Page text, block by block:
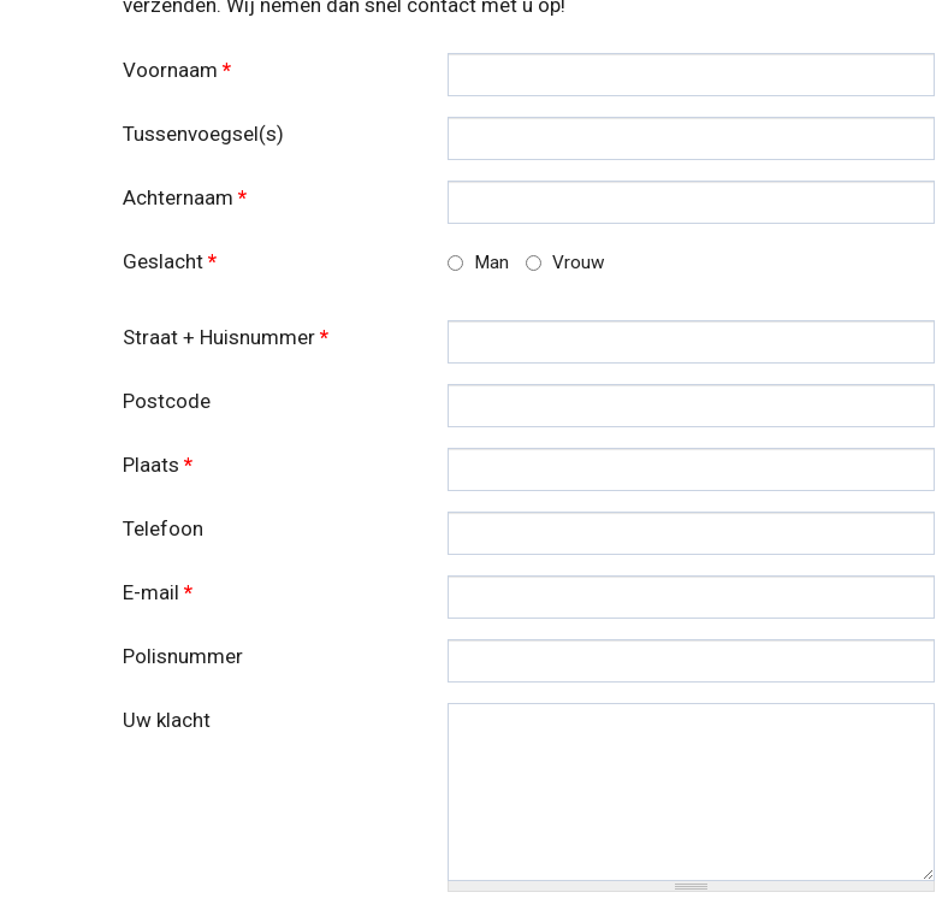
verzenden. Wij nemen dan snel contact met u op!
Voornaam *
Tussenvoegsel(s)
Achternaam *
Geslacht * Man Vrouw
Straat + Huisnummer *
Postcode
Plaats *
Telefoon
E-mail *
Polisnummer
Uw klacht